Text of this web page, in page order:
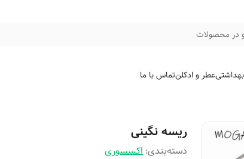
در محصولات
بهداشتیعطر و ادکلنتماس با ما
ریسه نگینی
دسته‌بندی:اکسسوری